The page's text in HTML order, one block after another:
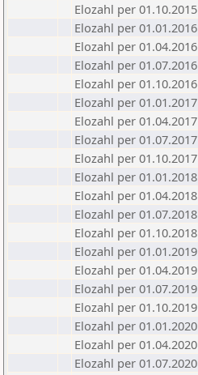
Elozahl per 01.10.2015
Elozahl per 01.01.2016
Elozahl per 01.04.2016
Elozahl per 01.07.2016
Elozahl per 01.10.2016
Elozahl per 01.01.2017
Elozahl per 01.04.2017
Elozahl per 01.07.2017
Elozahl per 01.10.2017
Elozahl per 01.01.2018
Elozahl per 01.04.2018
Elozahl per 01.07.2018
Elozahl per 01.10.2018
Elozahl per 01.01.2019
Elozahl per 01.04.2019
Elozahl per 01.07.2019
Elozahl per 01.10.2019
Elozahl per 01.01.2020
Elozahl per 01.04.2020
Elozahl per 01.07.2020